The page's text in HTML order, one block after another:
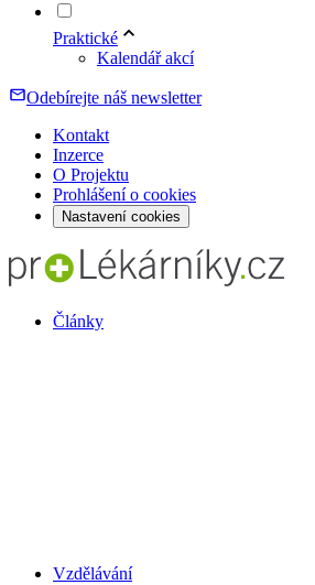
Praktické
Kalendář akcí
Odebírejte náš newsletter
Kontakt
Inzerce
O Projektu
Prohlášení o cookies
Nastavení cookies
Články
Vzdělávání